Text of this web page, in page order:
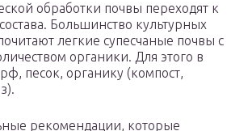
обработки почвы переходят к
Большинство культурных
легкие супесчаные почвы с
органики. Для этого в
песок, органику (компост,
рекомендации, которые